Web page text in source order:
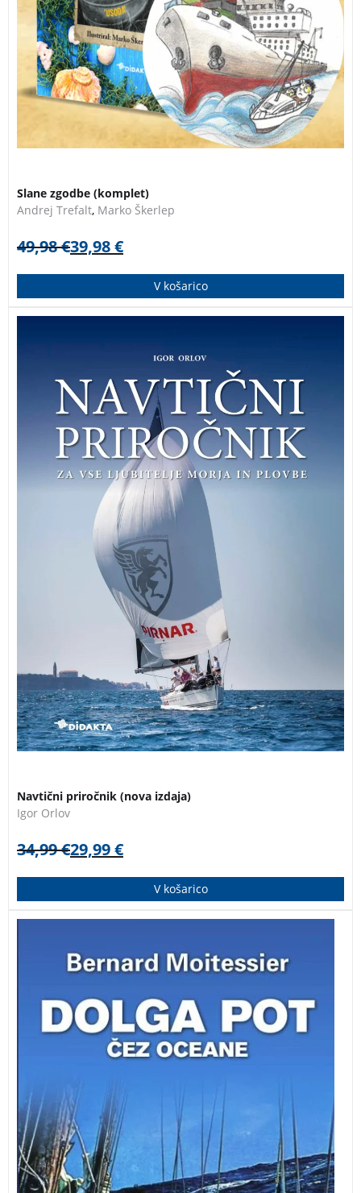
Slane zgodbe (komplet)
Andrej Trefalt, Marko Škerlep
49,98€39,98€
V košarico
avtorja, ki v besedi in sliki razumljivo pojasni osnovne
pojme iz oceanografije, meteorologije, navigacije,
pomorskih veščin ter varnosti na morju. Za vse
ljubitelje morja in plovbe!NAVTIČNI PRIROČNIK IGOR
ORLOV
Navtični priročnik (nova izdaja)
Igor Orlov
34,99€29,99€
V košarico
veličastnih rtov: Rta dobrega upanja, Rta Leeuwin in
pomorščaka z neurji, brezveterji, številnimi okvarami,
različnimi drugimi težavami ter uničujočo utrujenostjo
in osamljenostjo.